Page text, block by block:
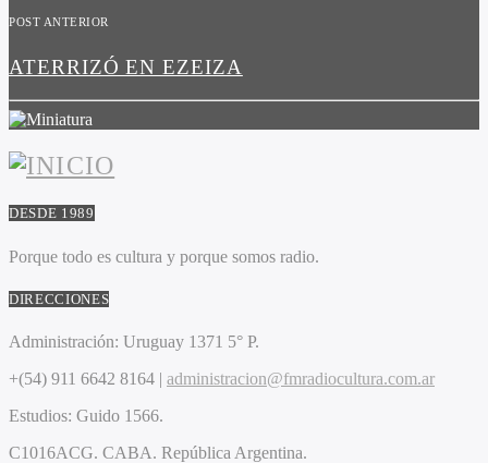
POST ANTERIOR
ATERRIZÓ EN EZEIZA
DESDE 1989
Porque todo es cultura y porque somos radio.
DIRECCIONES
Administración: Uruguay 1371 5° P.
+(54) 911 6642 8164 | administracion@fmradiocultura.com.ar
Estudios: Guido 1566.
C1016ACG. CABA. República Argentina.